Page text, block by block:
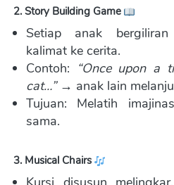
2. Story Building Game
Setiap anak
kalimat ke cerita.
Contoh: “Once upon a
cat…” → anak lain
Tujuan: Melatih
sama.
3. Musical Chairs